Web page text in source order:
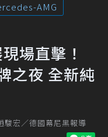
AMG
場直擊！
之夜 全新純
駿宏／德國幕尼黑報導